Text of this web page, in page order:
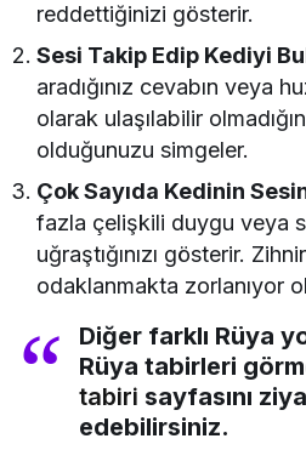
reddettiğinizi gösterir.
Sesi Takip Edip Kediyi
aradığınız cevabın veya
olarak ulaşılabilir
olduğunuzu simgeler.
Çok Sayıda Kedinin
fazla çelişkili duygu veya
uğraştığınızı gösterir.
odaklanmakta zorlanıyor
Diğer farklı Rüya
Rüya tabirleri
tabiri sayfasını
edebilirsiniz.